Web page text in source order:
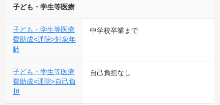
子ども・学生等医療
子ども・学生等医療
費助成<通院>対象年
齢
中学校卒業まで
子ども・学生等医療
費助成<通院>自己負
担
自己負担なし